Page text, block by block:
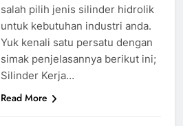
salah pilih jenis silinder hidrolik
untuk kebutuhan industri anda.
Yuk kenali satu persatu dengan
simak penjelasannya berikut ini;
Silinder Kerja…
Read More